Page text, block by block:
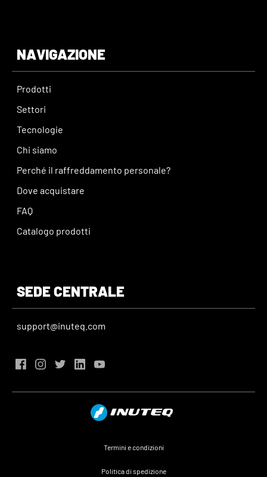
NAVIGAZIONE
Prodotti
Settori
Tecnologie
Chi siamo
Perché il raffreddamento personale?
Dove acquistare
FAQ
Catalogo prodotti
SEDE CENTRALE
support@inuteq.com
Termini e condizioni
Politica di spedizione